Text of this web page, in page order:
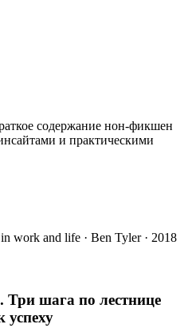
содержание нон-фикшен
и практическими
work and life · Ben Tyler · 2018
Три шага по лестнице
успеху